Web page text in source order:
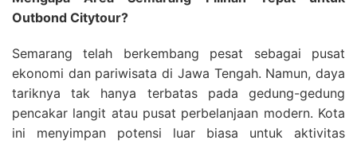
Outbond Citytour?
Semarang telah berkembang pesat sebagai pusat
ekonomi dan pariwisata di Jawa Tengah. Namun, daya
tariknya tak hanya terbatas pada gedung-gedung
pencakar langit atau pusat perbelanjaan modern. Kota
ini menyimpan potensi luar biasa untuk aktivitas